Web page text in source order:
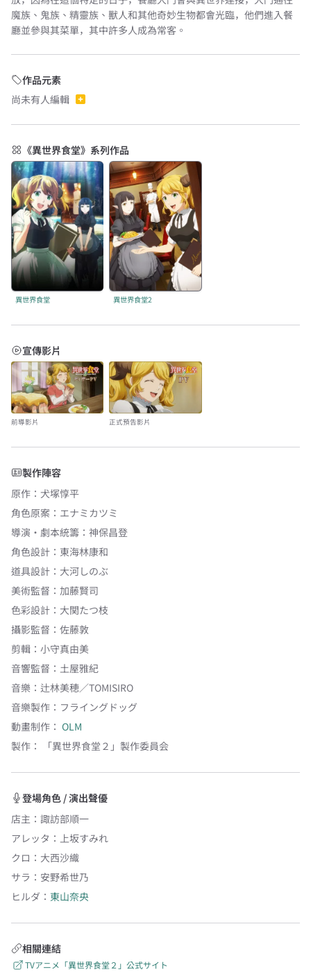
魔族、鬼族、精靈族、獸人和其他奇妙生物都會光臨，他們進入餐
廳並參與其菜單，其中許多人成為常客。
作品元素
尚未有人編輯
《異世界食堂》系列作品
異世界食堂 異世界食堂2
宣傳影片
前導影片 正式預告影片
製作陣容
原作 ： 犬塚惇平
角色原案 ： エナミカツミ
導演・劇本統籌 ： 神保昌登
角色設計 ： 東海林康和
道具設計 ： 大河しのぶ
美術監督 ： 加藤賢司
色彩設計 ： 大関たつ枝
攝影監督 ： 佐藤敦
剪輯 ： 小守真由美
音響監督 ： 土屋雅紀
音樂 ： 辻林美穂／TOMISIRO
音樂製作 ： フライングドッグ
動畫制作： OLM
製作：
「異世界食堂２」製作委員会
登場角色 / 演出聲優
店主 ： 諏訪部順一
アレッタ ： 上坂すみれ
クロ ： 大西沙織
サラ ： 安野希世乃
ヒルダ ： 東山奈央
相關連結
TVアニメ「異世界食堂２」公式サイト